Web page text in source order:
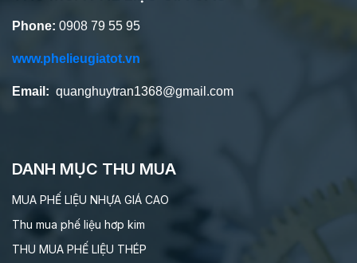
Phone: 0908 79 55 95
www.phelieugiatot.vn
Email: quanghuytran1368@gmail.com
DANH MỤC THU MUA
MUA PHẾ LIỆU NHỰA GIÁ CAO
Thu mua phế liệu hơp kim
THU MUA PHẾ LIỆU THÉP